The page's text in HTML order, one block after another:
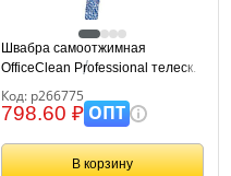
Швабра самоотжимная
OfficeClean Professional телеск.
ручка 96см, насадка МОП
микрофибра, 33см
Код: р266775
798.60 ₽ОПТ
В корзину